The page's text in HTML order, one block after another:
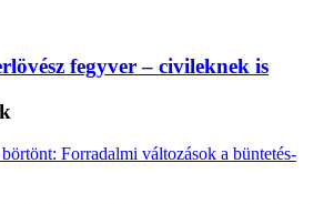
fegyver – civileknek is